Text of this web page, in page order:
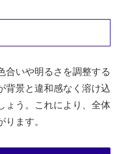
合いや明るさを調整する
背景と違和感なく溶け込
ょう。これにより、全体
ます。